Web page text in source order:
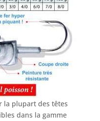
plupart des têtes
dans la gamme